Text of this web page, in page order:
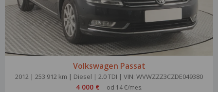
Volkswagen Passat
2012 | 253 912 km | Diesel | 2.0 TDI | VIN: WVWZZZ3CZDE049380
4 000 € od 14 €/mes.